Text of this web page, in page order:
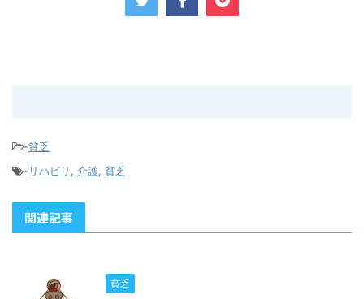
-貧乏
- リハビリ , 介護, 貧乏
関連記事
貧乏